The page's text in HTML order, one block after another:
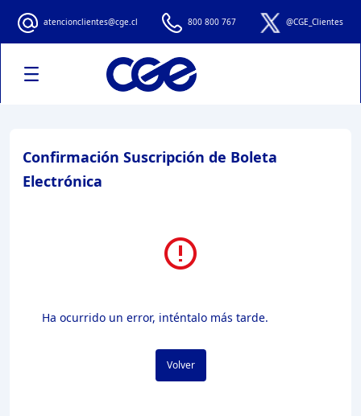
Confirmación de Subscripción de
atencionclientes@cge.cl 800 800 767 @CGE_Clientes
Confirmación Suscripción de Boleta
Electrónica
Ha ocurrido un error, inténtalo más tarde.
Volver